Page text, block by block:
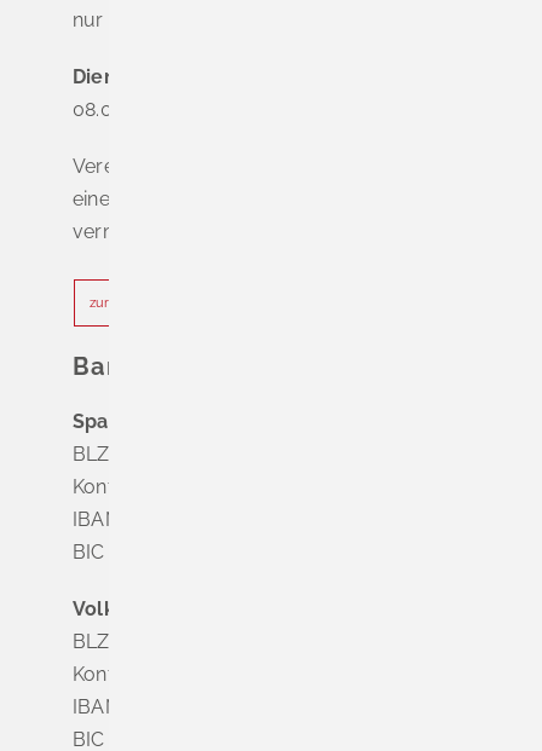
nur nach Terminvereinbarung
Dienstag - Freitag
08.00 - 12.00 Uhr
Vereinbaren Sie online oder telefonisch
einen Termin, um Wartezeiten zu
vermeiden.
zur Terminvereinbarung
Bankverbindung
Sparkasse Markgräflerland Müllheim
BLZ 683 518 65
Konto Nr. 8 028 524
IBAN DE63 6835 1865 0008 0285 24
BIC SOLADES1MGL
Volksbank Dreiländereck
BLZ 683 900 00
Konto Nr. 3 500 004
IBAN DE56 6839 0000 0003 5000 04
BIC VOLODE66